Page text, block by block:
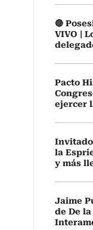
🔴
VIVO |
Pacto
ejercer
la
y más
Jaime
de De